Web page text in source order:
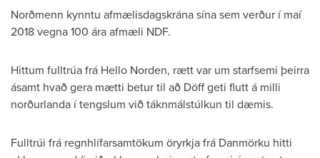
Norðmenn kynntu afmælisdagskrána sína sem verður í maí
2018 vegna 100 ára afmæli NDF.
Hittum fulltrúa frá Hello Norden, rætt var um starfsemi þeirra
ásamt hvað gera mætti betur til að Döff geti flutt á milli
norðurlanda í tengslum við táknmálstúlkun til dæmis.
Fulltrúi frá regnhlífarsamtökum öryrkja frá Danmörku hitti